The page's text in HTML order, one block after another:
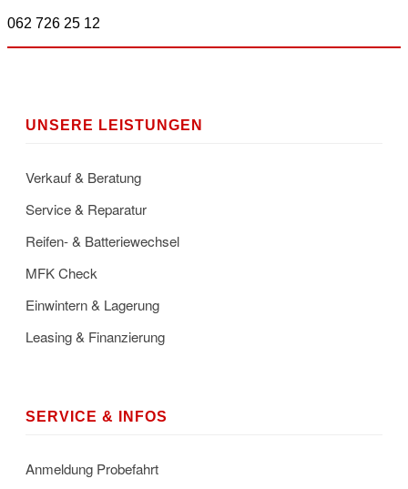
062 726 25 12
UNSERE LEISTUNGEN
Verkauf & Beratung
Service & Reparatur
Reifen- & Batteriewechsel
MFK Check
Einwintern & Lagerung
Leasing & Finanzierung
SERVICE & INFOS
Anmeldung Probefahrt